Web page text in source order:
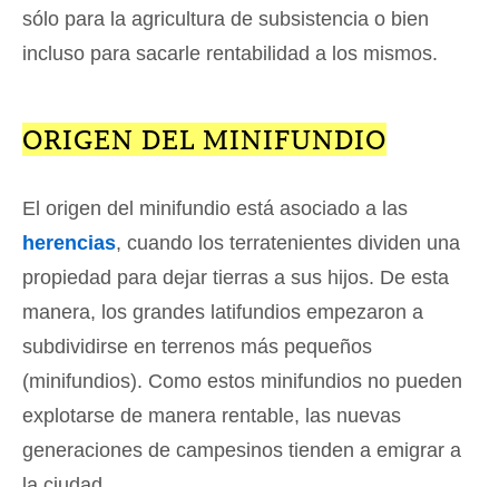
sólo para la agricultura de subsistencia o bien
incluso para sacarle rentabilidad a los mismos.
ORIGEN DEL MINIFUNDIO
El origen del minifundio está asociado a las
herencias, cuando los terratenientes dividen una
propiedad para dejar tierras a sus hijos. De esta
manera, los grandes latifundios empezaron a
subdividirse en terrenos más pequeños
(minifundios). Como estos minifundios no pueden
explotarse de manera rentable, las nuevas
generaciones de campesinos tienden a emigrar a